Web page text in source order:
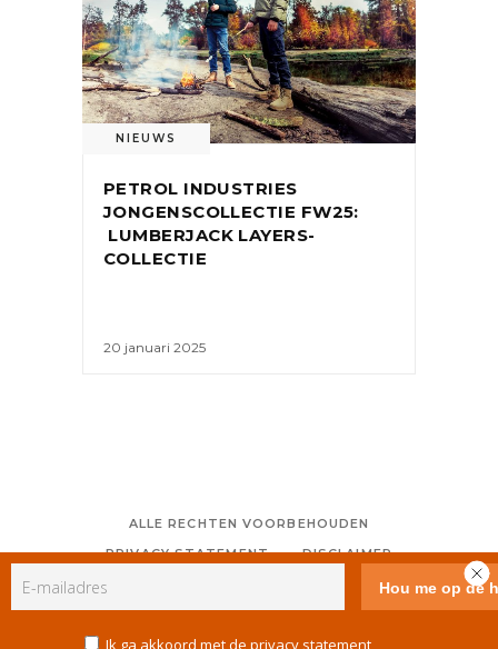
NIEUWS
PETROL INDUSTRIES
JONGENSCOLLECTIE FW25:
LUMBERJACK LAYERS-
COLLECTIE
20 januari 2025
ALLE RECHTEN VOORBEHOUDEN
PRIVACY STATEMENT
DISCLAIMER
GEBRUIKERSVOORWAARDEN
COOKIE POLICY (EU)
Ik ga akkoord met de privacy statement